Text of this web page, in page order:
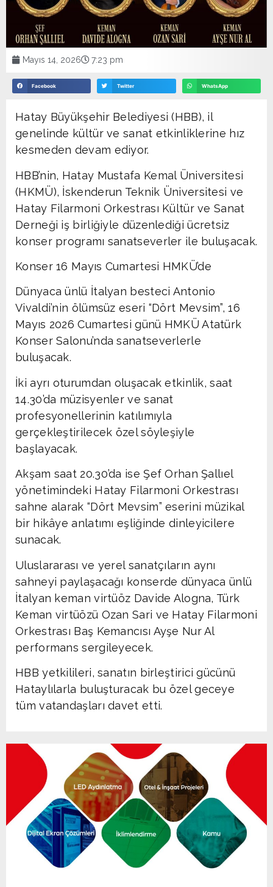
Mayıs 14, 2026 7:23 pm
Facebook Twitter WhatsApp
Hatay Büyükşehir Belediyesi (HBB), il
genelinde kültür ve sanat etkinliklerine hız
kesmeden devam ediyor.
HBB’nin, Hatay Mustafa Kemal Üniversitesi
(HKMÜ), İskenderun Teknik Üniversitesi ve
Hatay Filarmoni Orkestrası Kültür ve Sanat
Derneği iş birliğiyle düzenlediği ücretsiz
konser programı sanatseverler ile buluşacak.
Konser 16 Mayıs Cumartesi HMKÜ’de
Dünyaca ünlü İtalyan besteci Antonio
Vivaldi’nin ölümsüz eseri “Dört Mevsim”, 16
Mayıs 2026 Cumartesi günü HMKÜ Atatürk
Konser Salonu’nda sanatseverlerle
buluşacak.
İki ayrı oturumdan oluşacak etkinlik, saat
14.30’da müzisyenler ve sanat
profesyonellerinin katılımıyla
gerçekleştirilecek özel söyleşiyle
başlayacak.
Akşam saat 20.30’da ise Şef Orhan Şallıel
yönetimindeki Hatay Filarmoni Orkestrası
sahne alarak “Dört Mevsim” eserini müzikal
bir hikâye anlatımı eşliğinde dinleyicilere
sunacak.
Uluslararası ve yerel sanatçıların aynı
sahneyi paylaşacağı konserde dünyaca ünlü
İtalyan keman virtüöz Davide Alogna, Türk
Keman virtüözü Ozan Sari ve Hatay Filarmoni
Orkestrası Baş Kemancısı Ayşe Nur Al
performans sergileyecek.
HBB yetkilileri, sanatın birleştirici gücünü
Hataylılarla buluşturacak bu özel geceye
tüm vatandaşları davet etti.